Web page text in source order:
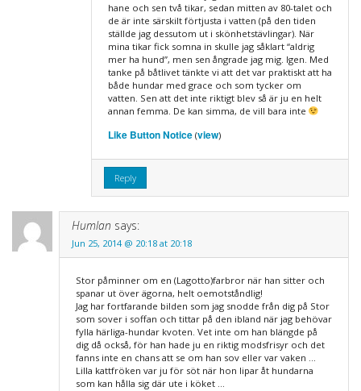
hane och sen två tikar, sedan mitten av 80-talet och
de är inte särskilt förtjusta i vatten (på den tiden
ställde jag dessutom ut i skönhetstävlingar). När
mina tikar fick somna in skulle jag såklart “aldrig
mer ha hund”, men sen ångrade jag mig. Igen. Med
tanke på båtlivet tänkte vi att det var praktiskt att ha
både hundar med grace och som tycker om
vatten. Sen att det inte riktigt blev så är ju en helt
annan femma. De kan simma, de vill bara inte
Like Button Notice(view)
Reply
Humlan says:
Jun 25, 2014 @ 20:18 at 20:18
Stor påminner om en (Lagotto)farbror när han sitter och
spanar ut över ägorna, helt oemotståndlig!
Jag har fortfarande bilden som jag snodde från dig på Stor
som sover i soffan och tittar på den ibland när jag behövar
fylla härliga-hundar kvoten. Vet inte om han blängde på
dig då också, för han hade ju en riktig modsfrisyr och det
fanns inte en chans att se om han sov eller var vaken …
Lilla kattfröken var ju för söt när hon lipar åt hundarna
som kan hålla sig där ute i köket …